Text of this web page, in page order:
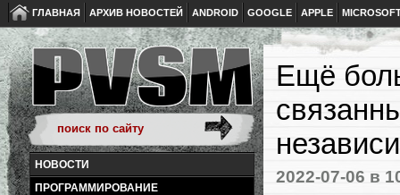
ГЛАВНАЯ АРХИВ НОВОСТЕЙ ANDROID GOOGLE APPLE
НОВОСТИ
ПРОГРАММИРОВАНИЕ
Ещё
2022-07-06 в